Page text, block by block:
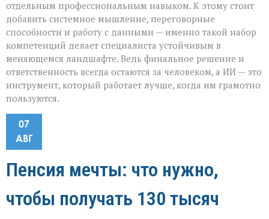
отдельным профессиональным навыком. К этому стоит
добавить системное мышление, переговорные
способности и работу с данными — именно такой набор
компетенций делает специалиста устойчивым в
меняющемся ландшафте. Ведь финальное решение и
ответственность всегда остаются за человеком, а ИИ — это
инструмент, который работает лучше, когда им грамотно
пользуются.
07
АВГ
Пенсия мечты: что нужно,
чтобы получать 130 тысяч